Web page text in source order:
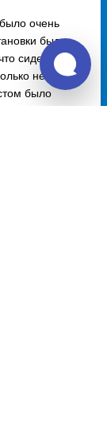
очень
были
сиденья
не
было